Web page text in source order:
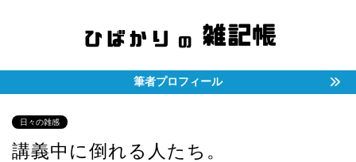
筆者プロフィール
日々の雑感
講義中に倒れる人たち。